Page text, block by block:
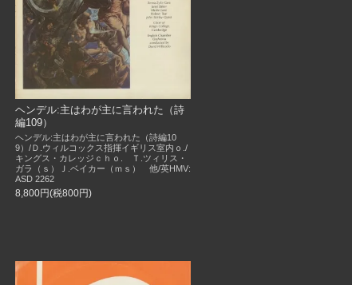
ヘンデル:主はわが主に言われた（詩
編109）
ヘンデル:主はわが主に言われた（詩編10
9）/Ｄ.ウィルコックス指揮イギリス室内ｏ./
キングス・カレッジｃｈｏ. Ｔ.ツィリス・
ガラ（ｓ）Ｊ.ベイカー（ｍｓ） 他/英HMV:
ASD 2262
8,800円(税800円)